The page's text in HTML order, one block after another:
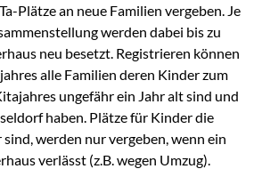
Plätze an neue Familien vergeben. Je
werden dabei bis zu
neu besetzt. Registrieren können
alle Familien deren Kinder zum
ungefähr ein Jahr alt sind und
haben. Plätze für Kinder die
werden nur vergeben, wenn ein
verlässt (z.B. wegen Umzug).